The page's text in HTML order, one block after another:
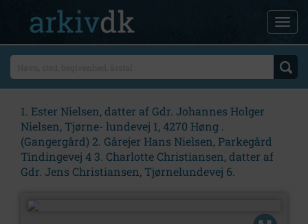
1. Ester Nielsen, datter af Gdr. Johannes Holger
Nielsen, Tjørne- lundevej 1, 4270 Høng .
(Gangergård) 2. Gårejer Hans Nielsen, Parkegård
Tindingevej 4 3. Charlotte Christiansen, datter af
Gdr. Jens Christiansen, Tjørnelundevej 6.